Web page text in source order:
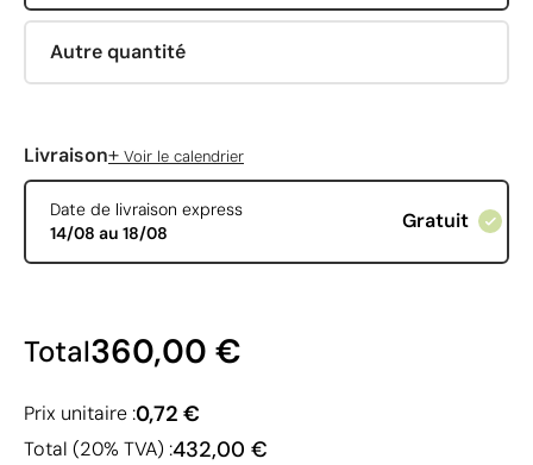
Autre quantité
Livraison+ Voir le calendrier
Date de livraison express
14/08 au 18/08
Gratuit
Total360,00 €
Prix unitaire :0,72 €
Total (20% TVA) :432,00 €